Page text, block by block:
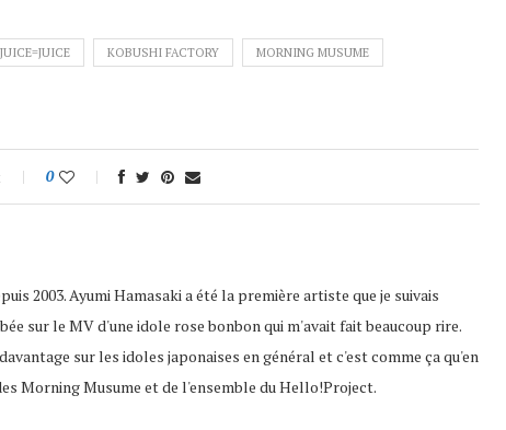
JUICE=JUICE KOBUSHI FACTORY MORNING MUSUME
0
2003. Ayumi Hamasaki a été la première artiste que je suivais
sur le MV d'une idole rose bonbon qui m'avait fait beaucoup rire.
sur les idoles japonaises en général et c'est comme ça qu'en
Morning Musume et de l'ensemble du Hello!Project.